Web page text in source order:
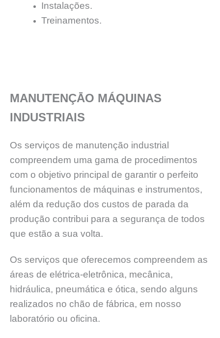
Instalações.
Treinamentos.
MANUTENÇĀO MÁQUINAS
INDUSTRIAIS
Os serviços de manutenção industrial
compreendem uma gama de procedimentos
com o objetivo principal de garantir o perfeito
funcionamentos de máquinas e instrumentos,
além da redução dos custos de parada da
produção contribui para a segurança de todos
que estão a sua volta.
Os serviços que oferecemos compreendem as
áreas de elétrica-eletrônica, mecânica,
hidráulica, pneumática e ótica, sendo alguns
realizados no chão de fábrica, em nosso
laboratório ou oficina.